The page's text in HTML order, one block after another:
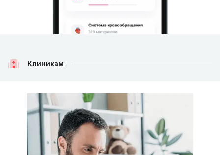
Клиникам